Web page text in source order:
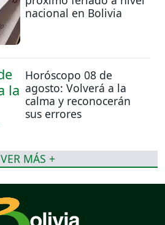
nacional en Bolivia
Horóscopo 08 de
agosto: Volverá a la
calma y reconocerán
sus errores
VER MÁS +